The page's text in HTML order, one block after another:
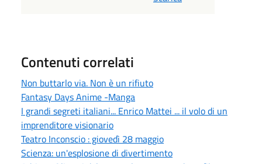
Contenuti correlati
Non buttarlo via. Non è un rifiuto
Fantasy Days Anime -Manga
I grandi segreti italiani... Enrico Mattei ... il volo di un
imprenditore visionario
Teatro Inconscio : giovedì 28 maggio
Scienza: un'esplosione di divertimento